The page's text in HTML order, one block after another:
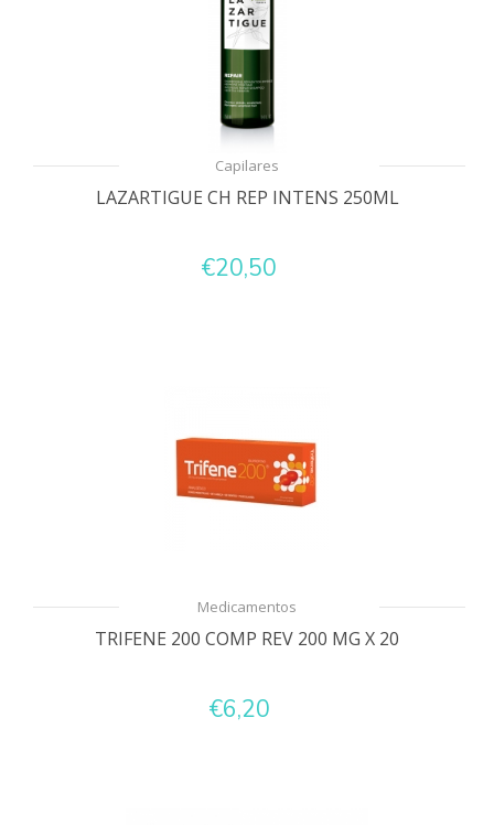
Capilares
LAZARTIGUE CH REP INTENS 250ML
€20,50
Medicamentos
TRIFENE 200 COMP REV 200 MG X 20
€6,20